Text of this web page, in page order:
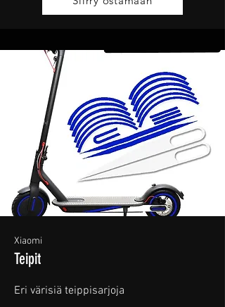
Xiaomi
Teipit
Eri värisiä teippisarjoja